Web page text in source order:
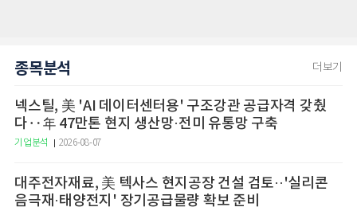
종목분석 더보기
넥스틸, 美 'AI 데이터센터용' 구조강관 공급자격 갖췄
다‥年 47만톤 현지 생산망·전미 유통망 구축
기업분석 2026-08-07
대주전자재료, 美 텍사스 현지공장 건설 검토··'실리콘
음극재·태양전지' 장기공급물량 확보 준비